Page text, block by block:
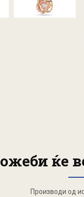
ќе
Производи од